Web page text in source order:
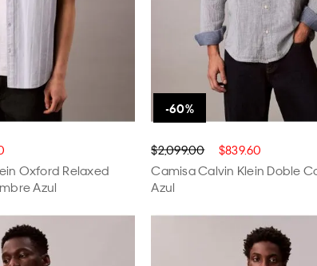
Oxford Relaxed
Azul
$2,099.00 $839.60
Camisa Calvin Klein Doble
Azul